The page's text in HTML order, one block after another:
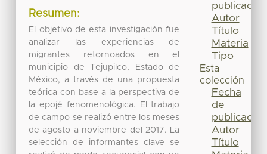
Resumen:
El objetivo de esta investigación fue
analizar las experiencias de
migrantes retornoados en el
municipio de Tejupilco, Estado de
México, a través de una propuesta
teórica con base a la perspectiva de
la epojé fenomenológica. El trabajo
de campo se realizó entre los meses
de agosto a noviembre del 2017. La
selección de informantes clave se
publicación
Autor
Título
Materia
Tipo
Esta
colección
Fecha
de
publicación
Autor
Título